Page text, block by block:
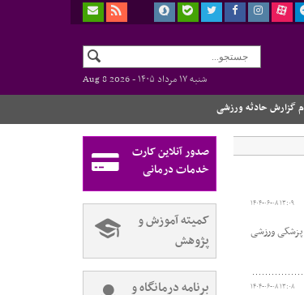
شنبه ۱۷ مرداد ۱۴۰۵ -
Aug 8 2026
گزارش حادثه ورزشی
۱۴۰۴-۰۶-۰۸ ۱۳:۰۹
پزشکی ورزشی
۱۴۰۴-۰۶-۰۸ ۱۳:۰۸
صدور آنلاین کارت
خدمات درمانی
کمیته آموزش و
پژوهش
برنامه درمانگاه و